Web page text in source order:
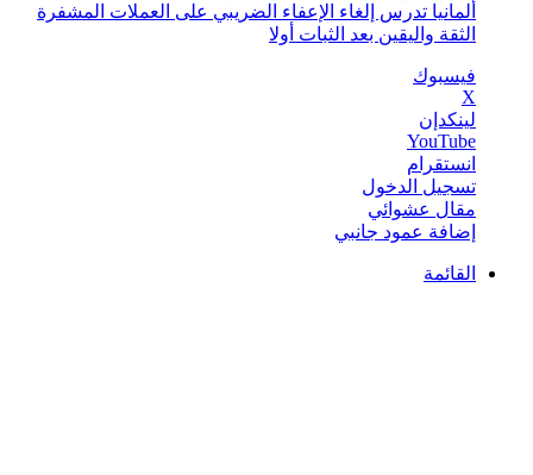
ألمانيا تدرس إلغاء الإعفاء الضريبي على العملات المشفرة
الثقة واليقين بعد الثبات أولا
فيسبوك
‫X
لينكدإن
‫YouTube
انستقرام
تسجيل الدخول
مقال عشوائي
إضافة عمود جانبي
القائمة